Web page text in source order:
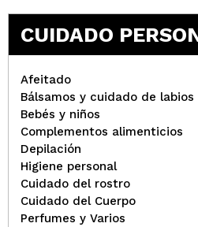
CUIDADO
Afeitado
Bálsamos y cuidado de labios
Bebés y niños
Complementos alimenticios
Depilación
Higiene personal
Cuidado del rostro
Cuidado del Cuerpo
Perfumes y Varios